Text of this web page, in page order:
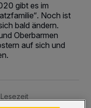
gibt es im
Noch ist
bald ändern.
Oberbarmen
auf sich und